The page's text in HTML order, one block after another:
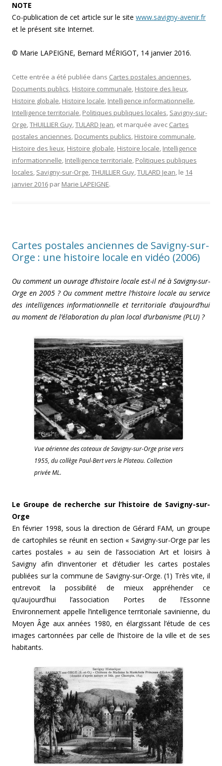
NOTE
Co-publication de cet article sur le site www.savigny-avenir.fr
et le présent site Internet.
© Marie LAPEIGNE, Bernard MÉRIGOT, 14 janvier 2016.
Cette entrée a été publiée dans Cartes postales anciennes,
Documents publics, Histoire communale, Histoire des lieux,
Histoire globale, Histoire locale, Intelligence informationnelle,
Intelligence territoriale, Politiques publiques locales, Savigny-sur-
Orge,THUILLIER Guy,TULARD Jean, et marquée avec Cartes
postales anciennes, Documents publics, Histoire communale,
Histoire des lieux, Histoire globale, Histoire locale, Intelligence
informationnelle, Intelligence territoriale, Politiques publiques
locales, Savigny-sur-Orge,THUILLIER Guy,TULARD Jean, le 14
janvier 2016 par Marie LAPEIGNE.
Cartes postales anciennes de Savigny-sur-
Orge : une histoire locale en vidéo (2006)
Ou comment un ouvrage d’histoire locale est-il né à Savigny-sur-
Orge en 2005 ? Ou comment mettre l’histoire locale au service
des intelligences informationnelle et territoriale d’aujourd’hui
au moment de l’élaboration du plan local d’urbanisme (PLU) ?
Vue aérienne des coteaux de Savigny-sur-Orge prise vers
1955, du collège Paul-Bert vers le Plateau. Collection
privée ML.
Le Groupe de recherche sur l’histoire de Savigny-sur-
Orge
En février 1998, sous la direction de Gérard FAM, un groupe
de cartophiles se réunit en section « Savigny-sur-Orge par les
cartes postales » au sein de l’association Art et loisirs à
Savigny afin d’inventorier et d’étudier les cartes postales
publiées sur la commune de Savigny-sur-Orge. (1) Très vite, il
entrevoit la possibilité de mieux appréhender ce
qu’aujourd’hui l’association Portes de l’Essonne
Environnement appelle l’intelligence territoriale savinienne, du
Moyen Âge aux années 1980, en élargissant l’étude de ces
images cartonnées par celle de l’histoire de la ville et de ses
habitants.